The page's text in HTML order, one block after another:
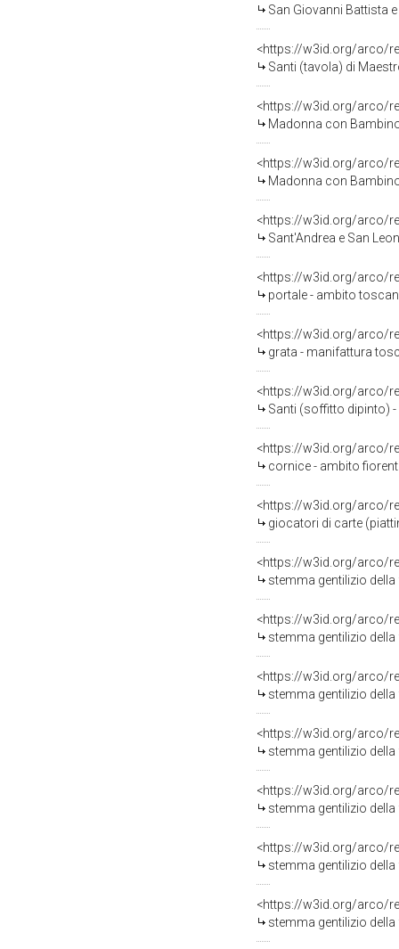
San Giovanni Battista
<https://w3id.org/arco/
Santi (tavola) di
<https://w3id.org/arco/
Madonna con
<https://w3id.org/arco/
Madonna con
<https://w3id.org/arco/
Sant'Andrea e San
<https://w3id.org/arco/
portale - ambito
<https://w3id.org/arco/
grata - manifattura
<https://w3id.org/arco/
Santi (soffitto dipinto)
<https://w3id.org/arco/
cornice - ambito
<https://w3id.org/arco/
giocatori di carte
<https://w3id.org/arco/
stemma gentilizio
<https://w3id.org/arco/
stemma gentilizio
<https://w3id.org/arco/
stemma gentilizio
<https://w3id.org/arco/
stemma gentilizio
<https://w3id.org/arco/
stemma gentilizio
<https://w3id.org/arco/
stemma gentilizio
<https://w3id.org/arco/
stemma gentilizio